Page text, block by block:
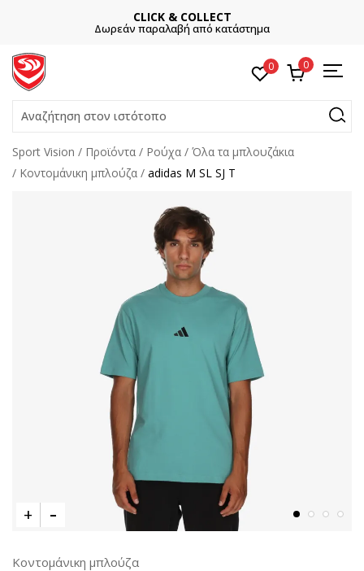
CLICK & COLLECT
Δωρεάν παραλαβή από κατάστημα
0 0
Αναζήτηση στον ιστότοπο
Sport Vision Προϊόντα Ρούχα
Όλα τα μπλουζάκια
Κοντομάνικη μπλούζα
adidas M SL SJ T
Κοντομάνικη μπλούζα